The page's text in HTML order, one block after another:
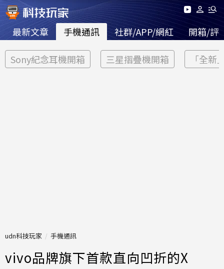
最新文章 手機通訊 社群/APP/網紅 開箱/評
Sony紀念耳機開箱 三星摺疊機開箱 「全新
udn科技玩家 手機通訊
vivo品牌旗下首款直向凹折的X